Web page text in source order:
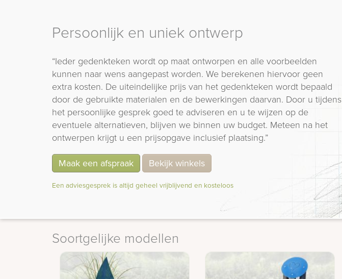
Persoonlijk en uniek ontwerp
“Ieder gedenkteken wordt op maat ontworpen en alle voorbeelden
kunnen naar wens aangepast worden. We berekenen hiervoor geen
extra kosten. De uiteindelijke prijs van het gedenkteken wordt bepaald
door de gebruikte materialen en de bewerkingen daarvan. Door u tijdens
het persoonlijke gesprek goed te adviseren en u te wijzen op de
eventuele alternatieven, blijven we binnen uw budget. Meteen na het
ontwerpen krijgt u een prijsopgave inclusief plaatsing.”
Maak een afspraak Bekijk winkels
Een adviesgesprek is altijd geheel vrijblijvend en kosteloos
Soortgelijke modellen